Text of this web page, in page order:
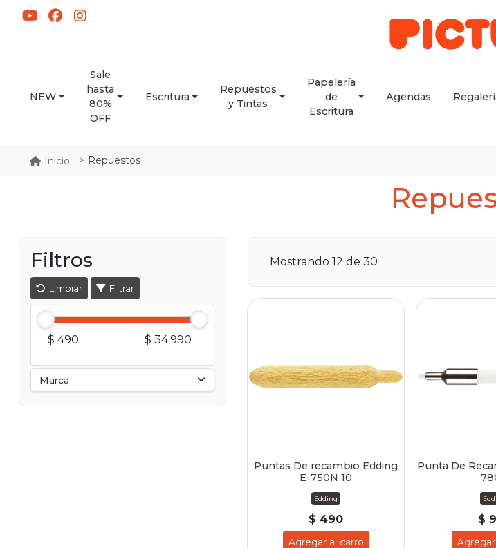
NEW
Sale
hasta
80%
OFF
Escritura
Repuestos
y Tintas
Papelería
de
Escritura
Agendas
Inicio Repuestos
Filtros
Limpiar Filtrar
$ 490 $ 34.990
Marca
Mostrando 12 de 30
Puntas De recambio Edding
E-750N 10
Edding
$ 490
Agregar al carro
Punta De
$